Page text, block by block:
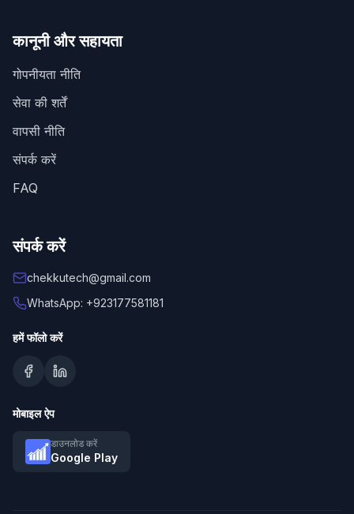
कानूनी और सहायता
गोपनीयता नीति
सेवा की शर्तें
वापसी नीति
संपर्क करें
FAQ
संपर्क करें
chekkutech@gmail.com
WhatsApp: +923177581181
हमें फॉलो करें
मोबाइल ऐप
डाउनलोड करें
Google Play